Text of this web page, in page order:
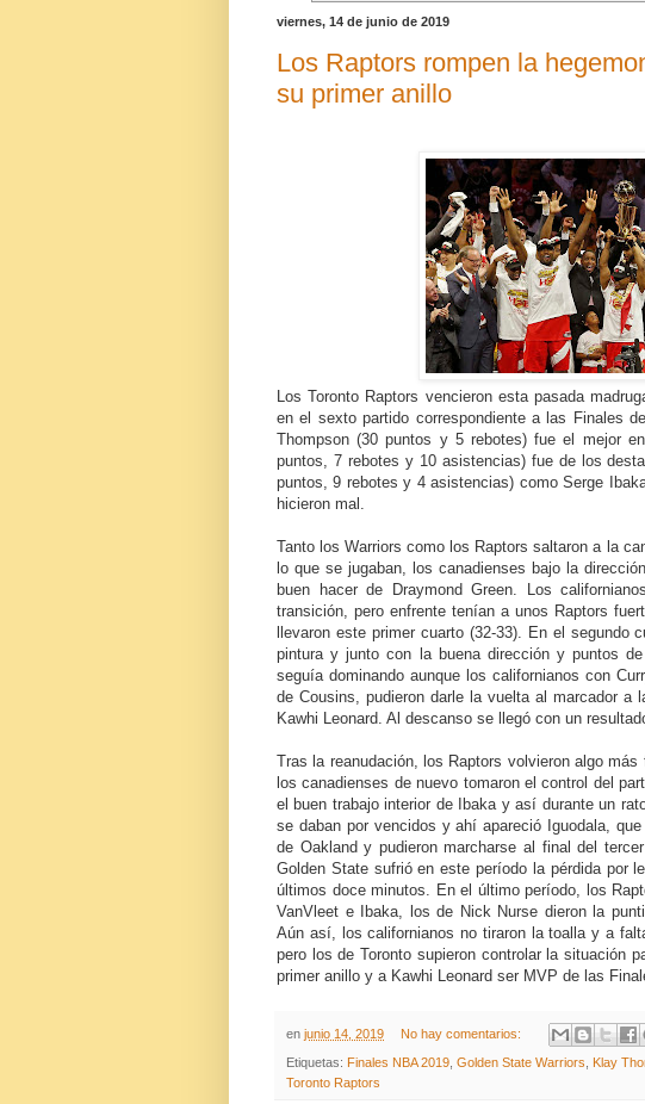
viernes, 14 de junio de 2019
Los Raptors rompen la
su primer anillo
Los Toronto Raptors vencieron esta pasada
en el sexto partido correspondiente a las Finales
Thompson (30 puntos y 5 rebotes) fue el mejor
puntos, 7 rebotes y 10 asistencias) fue de los
puntos, 9 rebotes y 4 asistencias) como Serge
hicieron mal.
Tanto los Warriors como los Raptors saltaron a la
lo que se jugaban, los canadienses bajo la
buen hacer de Draymond Green. Los
transición, pero enfrente tenían a unos Raptors
llevaron este primer cuarto (32-33). En el segundo
pintura y junto con la buena dirección y puntos
seguía dominando aunque los californianos con
de Cousins, pudieron darle la vuelta al marcador a
Kawhi Leonard. Al descanso se llegó con un
Tras la reanudación, los Raptors volvieron algo
los canadienses de nuevo tomaron el control del
el buen trabajo interior de Ibaka y así durante un
se daban por vencidos y ahí apareció Iguodala,
de Oakland y pudieron marcharse al final del
Golden State sufrió en este período la pérdida por
últimos doce minutos. En el último período, los
VanVleet e Ibaka, los de Nick Nurse dieron la
Aún así, los californianos no tiraron la toalla y a
pero los de Toronto supieron controlar la situación
primer anillo y a Kawhi Leonard ser MVP de las
en junio 14, 2019 No hay comentarios:
Etiquetas: Finales NBA 2019 Golden State Warriors Klay
Toronto Raptors